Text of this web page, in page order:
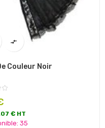

Couleur Noir
€ HT
35